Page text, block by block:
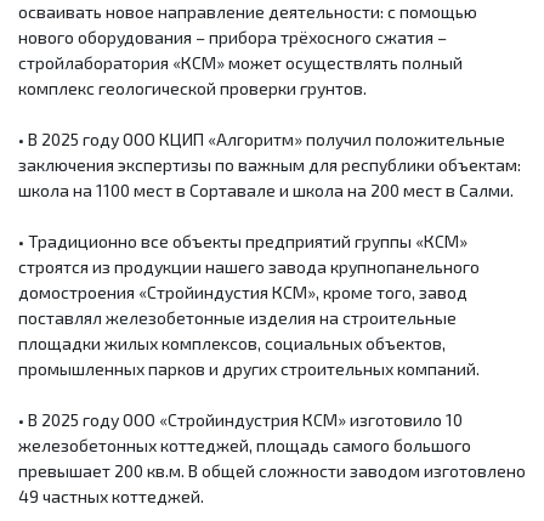
осваивать новое направление деятельности: с помощью
нового оборудования – прибора трёхосного сжатия –
стройлаборатория «КСМ» может осуществлять полный
комплекс геологической проверки грунтов.
• В 2025 году ООО КЦИП «Алгоритм» получил положительные
заключения экспертизы по важным для республики объектам:
школа на 1100 мест в Сортавале и школа на 200 мест в Салми.
• Традиционно все объекты предприятий группы «КСМ»
строятся из продукции нашего завода крупнопанельного
домостроения «Стройиндустия КСМ», кроме того, завод
поставлял железобетонные изделия на строительные
площадки жилых комплексов, социальных объектов,
промышленных парков и других строительных компаний.
• В 2025 году ООО «Стройиндустрия КСМ» изготовило 10
железобетонных коттеджей, площадь самого большого
превышает 200 кв.м. В общей сложности заводом изготовлено
49 частных коттеджей.